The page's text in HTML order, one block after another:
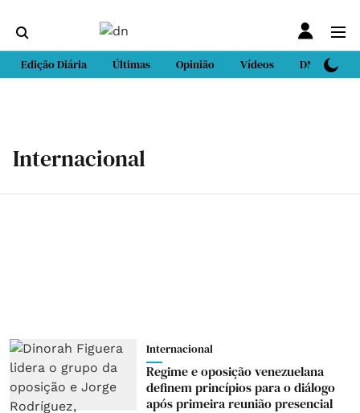
Edição Diária Últimas Opinião Vídeos DN Sport
Internacional
Internacional
Regime e oposição venezuelana
definem princípios para o diálogo
após primeira reunião presencial